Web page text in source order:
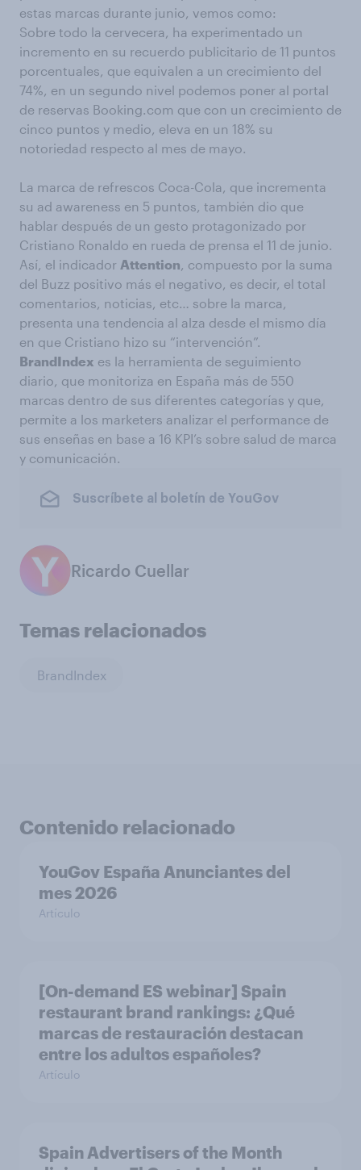
estas marcas durante junio, vemos como:
Sobre todo la cervecera, ha experimentado un
incremento en su recuerdo publicitario de 11 puntos
porcentuales, que equivalen a un crecimiento del
74%, en un segundo nivel podemos poner al portal
de reservas Booking.com que con un crecimiento de
cinco puntos y medio, eleva en un 18% su
notoriedad respecto al mes de mayo.
La marca de refrescos Coca-Cola, que incrementa
su ad awareness en 5 puntos, también dio que
hablar después de un gesto protagonizado por
Cristiano Ronaldo en rueda de prensa el 11 de junio.
Así, el indicador Attention, compuesto por la suma
del Buzz positivo más el negativo, es decir, el total
comentarios, noticias, etc… sobre la marca,
presenta una tendencia al alza desde el mismo día
en que Cristiano hizo su “intervención”.
BrandIndex es la herramienta de seguimiento
diario, que monitoriza en España más de 550
marcas dentro de sus diferentes categorías y que,
permite a los marketers analizar el performance de
sus enseñas en base a 16 KPI’s sobre salud de marca
y comunicación.
Suscríbete al boletín de YouGov
Ricardo Cuellar
Temas relacionados
BrandIndex
Contenido relacionado
YouGov España Anunciantes del
mes 2026
Artículo
[On-demand ES webinar] Spain
restaurant ​brand rankings​: ¿Qué
marcas de restauración destacan
entre los adultos españoles?
Artículo
Spain Advertisers of the Month